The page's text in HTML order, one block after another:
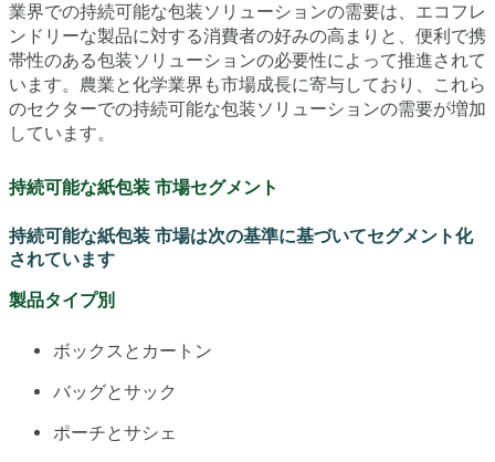
業界での持続可能な包装ソリューションの需要は、エコフレ
ンドリーな製品に対する消費者の好みの高まりと、便利で携
帯性のある包装ソリューションの必要性によって推進されて
います。農業と化学業界も市場成長に寄与しており、これら
のセクターでの持続可能な包装ソリューションの需要が増加
しています。
持続可能な紙包装 市場セグメント
持続可能な紙包装 市場は次の基準に基づいてセグメント化
されています
製品タイプ別
ボックスとカートン
バッグとサック
ポーチとサシェ